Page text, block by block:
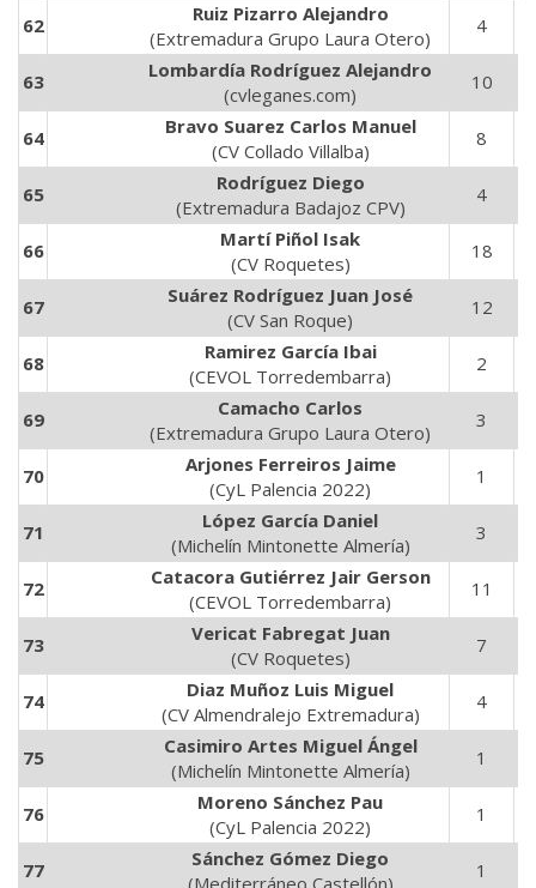
62
Ruiz Pizarro Alejandro
(Extremadura Grupo Laura Otero)
4
63
Lombardía Rodríguez Alejandro
(cvleganes.com)
10
64
Bravo Suarez Carlos Manuel
(CV Collado Villalba)
8
65
Rodríguez Diego
(Extremadura Badajoz CPV)
4
66
Martí Piñol Isak
(CV Roquetes)
18
67
Suárez Rodríguez Juan José
(CV San Roque)
12
68
Ramirez García Ibai
(CEVOL Torredembarra)
2
69
Camacho Carlos
(Extremadura Grupo Laura Otero)
3
70
Arjones Ferreiros Jaime
(CyL Palencia 2022)
1
71
López García Daniel
(Michelín Mintonette Almería)
3
72
Catacora Gutiérrez Jair Gerson
(CEVOL Torredembarra)
11
73
Vericat Fabregat Juan
(CV Roquetes)
7
74
Diaz Muñoz Luis Miguel
(CV Almendralejo Extremadura)
4
75
Casimiro Artes Miguel Ángel
(Michelín Mintonette Almería)
1
76
Moreno Sánchez Pau
(CyL Palencia 2022)
1
77
Sánchez Gómez Diego
(Mediterráneo Castellón)
1